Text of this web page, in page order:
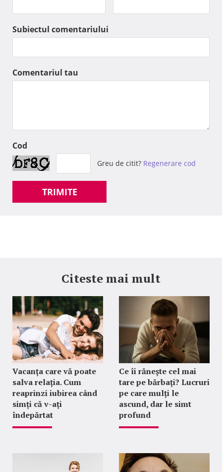
Subiectul comentariului
Comentariul tau
Cod
Greu de citit? Regenerare cod
TRIMITE
Citeste mai mult
Vacanța care vă poate
salva relația. Cum
reaprinzi iubirea când
simți că v-ați
îndepărtat
Ce îi rănește cel mai
tare pe bărbați? Lucruri
pe care mulți le
ascund, dar le simt
profund